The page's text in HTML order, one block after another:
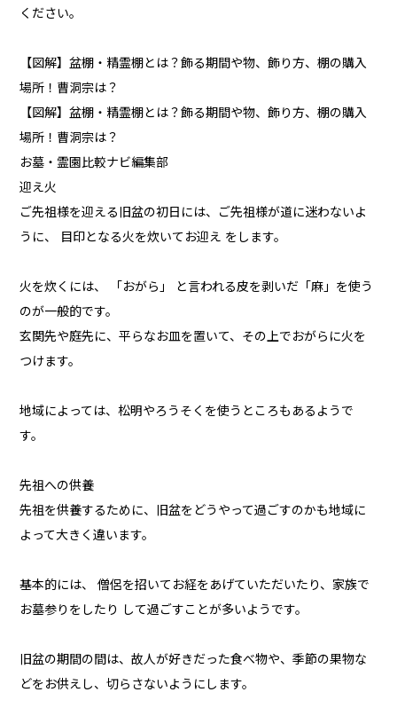
ください。
【図解】盆棚・精霊棚とは？飾る期間や物、飾り方、棚の購入
場所！曹洞宗は？
【図解】盆棚・精霊棚とは？飾る期間や物、飾り方、棚の購入
場所！曹洞宗は？
お墓・霊園比較ナビ編集部
迎え火
ご先祖様を迎える旧盆の初日には、ご先祖様が道に迷わないよ
うに、 目印となる火を炊いてお迎え をします。
火を炊くには、 「おがら」 と言われる皮を剥いだ「麻」を使う
のが一般的です。
玄関先や庭先に、平らなお皿を置いて、その上でおがらに火を
つけます。
地域によっては、松明やろうそくを使うところもあるようで
す。
先祖への供養
先祖を供養するために、旧盆をどうやって過ごすのかも地域に
よって大きく違います。
基本的には、 僧侶を招いてお経をあげていただいたり、家族で
お墓参りをしたり して過ごすことが多いようです。
旧盆の期間の間は、故人が好きだった食べ物や、季節の果物な
どをお供えし、切らさないようにします。